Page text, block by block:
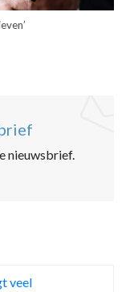
nieuwsbrief.
veel